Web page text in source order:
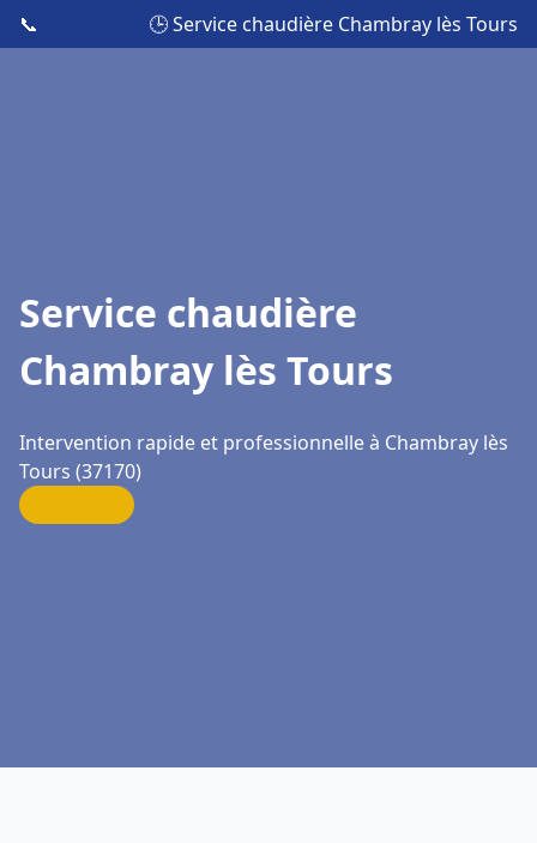
📞 🕒 Service chaudière Chambray lès Tours
Service chaudière
Chambray lès Tours
Intervention rapide et professionnelle à Chambray lès
Tours (37170)